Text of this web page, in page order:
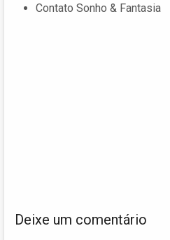
Contato Sonho & Fantasia
Deixe um comentário